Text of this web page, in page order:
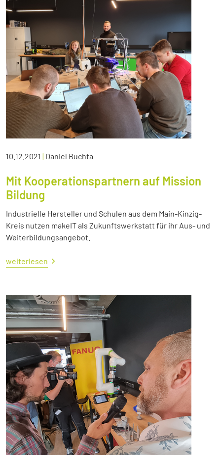
10.12.2021 | Daniel Buchta
Mit Kooperationspartnern auf Mission
Bildung
Industrielle Hersteller und Schulen aus dem Main-Kinzig-
Kreis nutzen makeIT als Zukunftswerkstatt für ihr Aus- und
Weiterbildungsangebot.
weiterlesen